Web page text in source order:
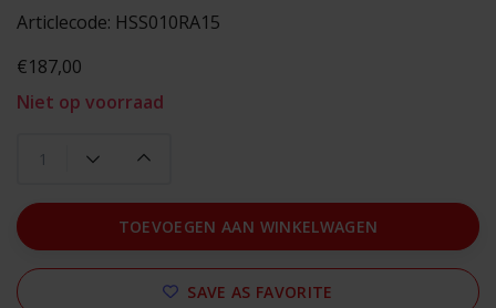
Articlecode: HSS010RA15
€187,00
Niet op voorraad
TOEVOEGEN AAN WINKELWAGEN
SAVE AS FAVORITE